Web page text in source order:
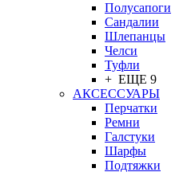
Полусапоги
Сандалии
Шлепанцы
Челси
Туфли
+ ЕЩЕ 9
АКСЕССУАРЫ
Перчатки
Ремни
Галстуки
Шарфы
Подтяжки